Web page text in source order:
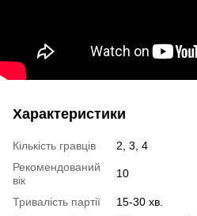
Характеристики
Кількість гравців
2, 3, 4
Рекомендований
вік
10
Тривалість партії
15-30 хв.